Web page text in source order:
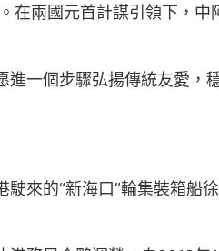
在兩國元首計謀引領下，
進一個步驟弘揚傳統友愛
駛來的“新海口”輪集裝箱